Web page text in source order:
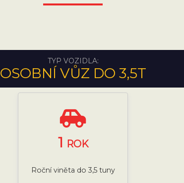
TYP VOZIDLA:
OSOBNÍ VŮZ DO 3,5T
1 ROK
Roční viněta do 3,5 tuny